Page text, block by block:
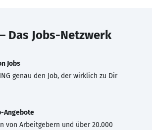
Das Jobs-Netzwerk
Jobs
genau den Job, der wirklich zu Dir
Angebote
von Arbeitgebern und über 20.000